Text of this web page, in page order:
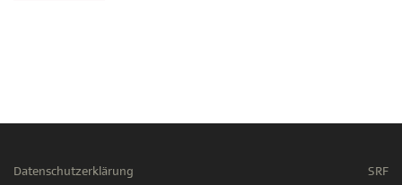
Datenschutzerklärung SRF